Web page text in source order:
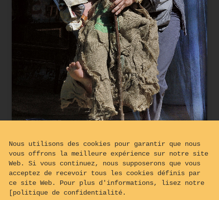
La misère et la mort règnent dans le pays
Nous utilisons des cookies pour garantir que nous
vous offrons la meilleure expérience sur notre site
Web. Si vous continuez, nous supposerons que vous
acceptez de recevoir tous les cookies définis par
ce site Web. Pour plus d'informations, lisez notre
[politique de confidentialité.